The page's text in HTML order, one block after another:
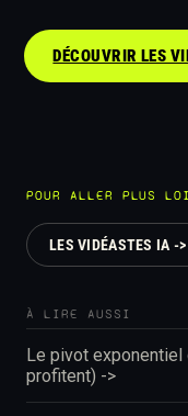
DÉCOUVRIR LES
POUR ALLER PLUS
LES VIDÉASTES IA ->
À LIRE AUSSI
Le pivot exponentiel
profitent) ->